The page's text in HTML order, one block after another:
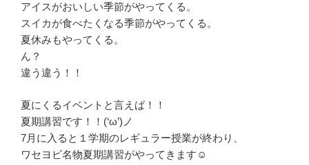
アイスがおいしい季節がやってくる。
スイカが食べたくなる季節がやってくる。
夏休みもやってくる。
ん？
違う違う！！
夏にくるイベントと言えば！！
夏期講習です！！(‘ω’)ノ
7月に入ると１学期のレギュラー授業が終わり、
ワセヨビ名物夏期講習がやってきます☺